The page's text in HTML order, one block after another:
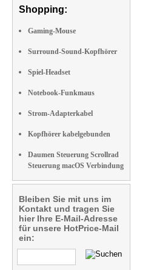
Shopping:
Gaming-Mouse
Surround-Sound-Kopfhörer
Spiel-Headset
Notebook-Funkmaus
Strom-Adapterkabel
Kopfhörer kabelgebunden
Daumen Steuerung Scrollrad
Steuerung macOS Verbindung
Bleiben Sie mit uns im
Kontakt und tragen Sie
hier Ihre E-Mail-Adresse
für unsere HotPrice-Mail
ein: